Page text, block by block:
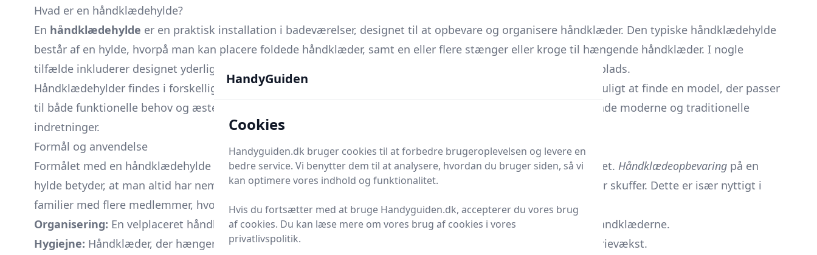
Hvad er en håndklædehylde?
En håndklædehylde er en praktisk installation i badeværelser, designet til at opbevare og organisere håndklæder. Den typiske håndklædehylde
består af en hylde, hvorpå man kan placere foldede håndklæder, samt en eller flere stænger eller kroge til hængende håndklæder. I nogle
tilfælde inkluderer designet yderligere elementer såsom kurve eller små skabe for at maksimere opbevaringsplads.
Håndklædehylder findes i forskellige materialer, herunder rustfrit stål, træ, plastik eller glas, hvilket gør det muligt at finde en model, der passer
til både funktionelle behov og æstetisk stil i badeværelset. Varianten af materialer sikrer, at der er hylder til både moderne og traditionelle
indretninger.
Formål og anvendelse
Formålet med en håndklædehylde er først og fremmest at holde badeværelset organiseret og effektivt udnyttet. Håndklædeopbevaring på en
hylde betyder, at man altid har nem adgang til tørre håndklæder uden at være nødt til at rumstere i skabe eller skuffer. Dette er især nyttigt i
familier med flere medlemmer, hvor det kan være nødvendigt med flere håndklæder i kontinuerlig brug.
Organisering: En velplaceret håndklædehylde hjælper med at undgå rod ved at angive en bestemt plads til håndklæderne.
Hygiejne: Håndklæder, der hænger frit, tørrer hurtigere og reducerer fugtophobning, hvilket modvirker bakterievækst.
HandyGuiden
Cookies
Handyguiden.dk bruger cookies til at forbedre brugeroplevelsen og levere en
bedre service. Vi benytter dem til at analysere, hvordan du bruger siden, så vi
kan optimere vores indhold og funktionalitet.
Hvis du fortsætter med at bruge Handyguiden.dk, accepterer du vores brug
af cookies. Du kan læse mere om vores brug af cookies i vores
privatlivspolitik.